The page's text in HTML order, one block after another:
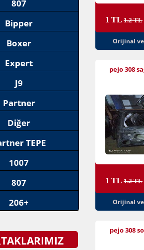
807
Bipper
Boxer
Expert
J9
Partner
Diğer
TEPE
1007
807
206+
1 TL 1.2 TL
Orijinal ve
pejo 308
1 TL 1.2 TL
Orijinal ve
pejo 308